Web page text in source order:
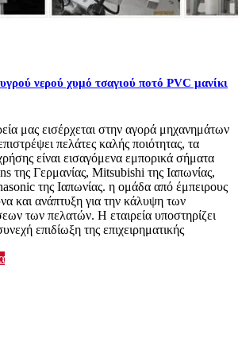
νερού χυμό τσαγιού ποτό PVC μανίκι
μας εισέρχεται στην αγορά μηχανημάτων
πελάτες καλής ποιότητας, τα
είναι εισαγόμενα εμπορικά σήματα
της Γερμανίας, Mitsubishi της Ιαπωνίας,
της Ιαπωνίας. η ομάδα από έμπειρους
και ανάπτυξη για την κάλυψη των
των πελατών. Η εταιρεία υποστηρίζει
επιδίωξη της επιχειρηματικής